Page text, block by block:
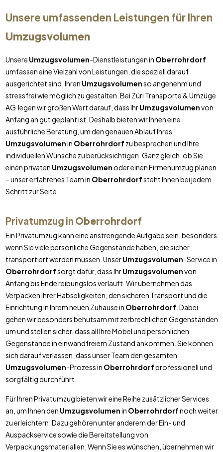
Unsere umfassenden Leistungen für Ihren
Umzugsvolumen
Unsere Umzugsvolumen-Dienstleistungen in Oberrohrdorf
umfassen eine Vielzahl von Leistungen, die speziell darauf
ausgerichtet sind, Ihren Umzugsvolumenso angenehm und
stressfrei wie möglich zu gestalten. Bei Züri Transporte & Umzüge
AG legen wir großen Wert darauf, dass IhrUmzugsvolumenvon
Anfang an gut geplant ist. Deshalb bieten wir Ihnen eine
ausführliche Beratung, um den genauen Ablauf Ihres
Umzugsvolumenin Oberrohrdorf zu besprechen und Ihre
individuellen Wünsche zu berücksichtigen. Ganz gleich, ob Sie
einen privaten Umzugsvolumenoder einen Firmenumzug planen
– unser erfahrenes Team in Oberrohrdorfsteht Ihnen bei jedem
Schritt zur Seite.
Privatumzug in Oberrohrdorf
Ein Privatumzug kann eine anstrengende Aufgabe sein, besonders
wenn Sie viele persönliche Gegenstände haben, die sicher
transportiert werden müssen. UnserUmzugsvolumen-Service in
Oberrohrdorfsorgt dafür, dass IhrUmzugsvolumenvon
Anfang bis Ende reibungslos verläuft. Wir übernehmen das
Verpacken Ihrer Habseligkeiten, den sicheren Transport und die
Einrichtung in Ihrem neuen Zuhause in Oberrohrdorf . Dabei
gehen wir besonders behutsam mit zerbrechlichen Gegenständen
um und stellen sicher, dass all Ihre Möbel und persönlichen
Gegenstände in einwandfreiem Zustand ankommen. Sie können
sich darauf verlassen, dass unser Team den gesamten
Umzugsvolumen-Prozess in Oberrohrdorfprofessionell und
sorgfältig durchführt.
Für Ihren Privatumzug bieten wir eine Reihe zusätzlicher Services
an, um Ihnen den Umzugsvolumenin Oberrohrdorfnoch weiter
zu erleichtern. Dazu gehören unter anderem der Ein- und
Auspackservice sowie die Bereitstellung von
Verpackungsmaterialien. Wenn Sie es wünschen, übernehmen wir